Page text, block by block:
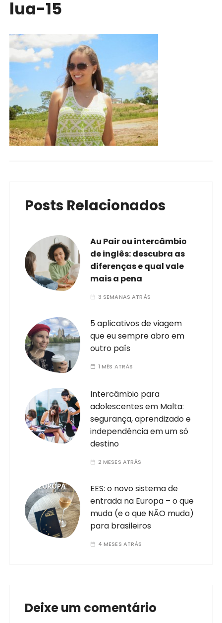
lua-15
Posts Relacionados
Au Pair ou intercâmbio
de inglês: descubra as
diferenças e qual vale
mais a pena
3 SEMANAS ATRÁS
5 aplicativos de viagem
que eu sempre abro em
outro país
1 MÊS ATRÁS
Intercâmbio para
adolescentes em Malta:
segurança, aprendizado e
independência em um só
destino
2 MESES ATRÁS
EES: o novo sistema de
entrada na Europa – o que
muda (e o que NÃO muda)
para brasileiros
4 MESES ATRÁS
Deixe um comentário